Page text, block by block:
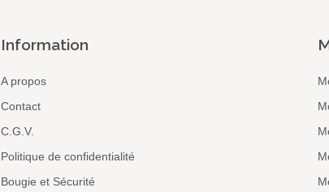
Information
A propos
Contact
C.G.V.
Politique de confidentialité
Bougie et Sécurité